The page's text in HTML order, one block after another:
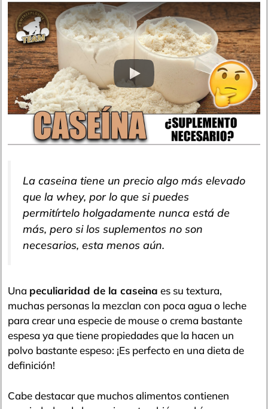
La caseina tiene un precio algo más elevado
que la whey, por lo que si puedes
permitírtelo holgadamente nunca está de
más, pero si los suplementos no son
necesarios, esta menos aún.
Una peculiaridad de la caseina es su textura,
muchas personas la mezclan con poca agua o leche
para crear una especie de mouse o crema bastante
espesa ya que tiene propiedades que la hacen un
polvo bastante espeso: ¡Es perfecto en una dieta de
definición!
Cabe destacar que muchos alimentos contienen